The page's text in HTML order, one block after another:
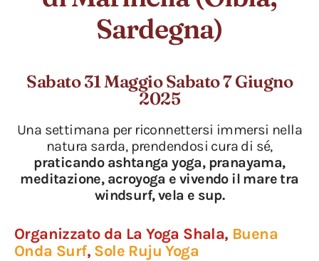
Sardegna)
Sabato 31 Maggio Sabato 7 Giugno
2025
Una settimana per riconnettersi immersi nella
natura sarda, prendendosi cura di sé,
praticando ashtanga yoga, pranayama,
meditazione, acroyoga e vivendo il mare tra
windsurf, vela e sup.
Organizzato da La Yoga Shala, Buena
Onda Surf, Sole Ruju Yoga